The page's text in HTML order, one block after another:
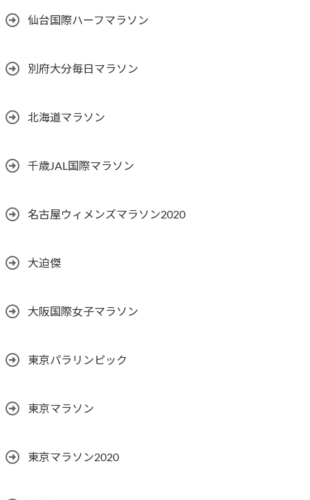
仙台国際ハーフマラソン
別府大分毎日マラソン
北海道マラソン
千歳JAL国際マラソン
名古屋ウィメンズマラソン2020
大迫傑
大阪国際女子マラソン
東京パラリンピック
東京マラソン
東京マラソン2020